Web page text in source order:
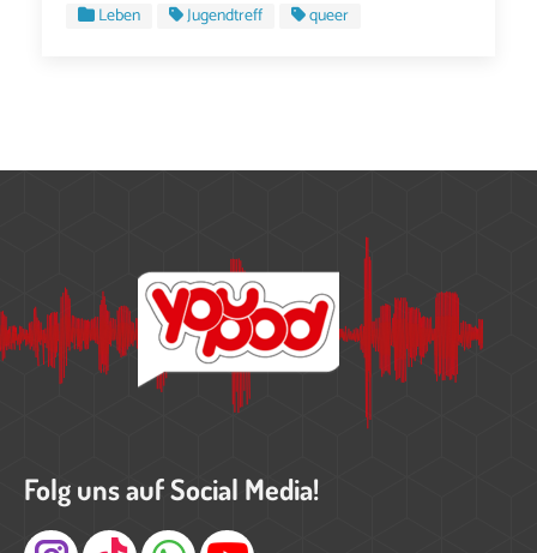
Leben
Jugendtreff queer
Folg uns auf Social Media!